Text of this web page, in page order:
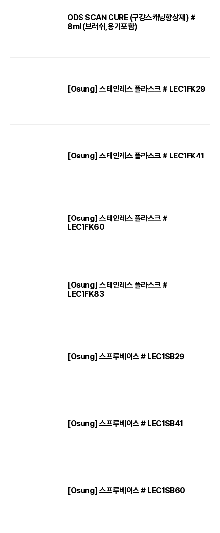
ODS SCAN CURE (구강스캐닝향상재) #
8ml (브러쉬,용기포함)
[Osung] 스테인레스 플라스크 # LEC1FK29
[Osung] 스테인레스 플라스크 # LEC1FK41
[Osung] 스테인레스 플라스크 #
LEC1FK60
[Osung] 스테인레스 플라스크 #
LEC1FK83
[Osung] 스프루베이스 # LEC1SB29
[Osung] 스프루베이스 # LEC1SB41
[Osung] 스프루베이스 # LEC1SB60